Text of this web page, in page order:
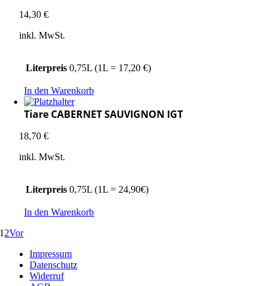
14,30€
inkl. MwSt.
Literpreis 0,75L (1L = 17,20 €)
In den Warenkorb
Tiare CABERNET SAUVIGNON IGT
18,70€
inkl. MwSt.
Literpreis 0,75L (1L = 24,90€)
In den Warenkorb
1 2Vor
Impressum
Datenschutz
Widerruf